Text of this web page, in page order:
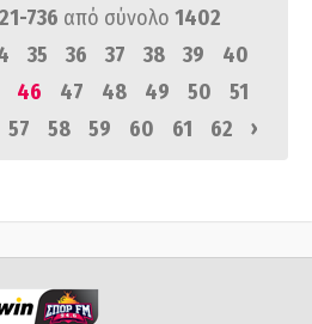
736 από σύνολο 1402
35 36 37 38 39
40
46 47 48 49 50
51
57 58 59 60 61 62 ›